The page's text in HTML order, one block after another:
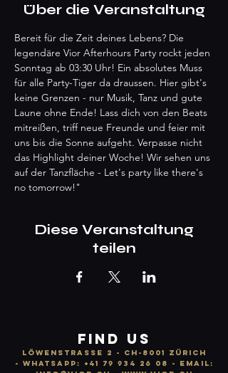
Über die Veranstaltung
Bereit für die Zeit deines Lebens? Die
legendäre Vior Afterhours Party rockt jeden
Sonntag ab 03:30 Uhr! Ein absolutes Muss
für alle Party-Tiger da draussen. Hier gibt's
keine Grenzen - nur Musik, Tanz und gute
Laune ohne Ende! Lass dich von den Beats
mitreißen, triff neue Freunde und feier mit
uns bis die Sonne aufgeht. Verpasse nicht
das Highlight deiner Woche! Wir sehen uns
auf der Tanzfläche - Let's party like there's
no tomorrow!"
Diese Veranstaltung
teilen
FIND US
LÖWENSTRASSE 2 - CH-8001 ZÜRICH
- WhatsApp: +41 79 934 26 08
- email: